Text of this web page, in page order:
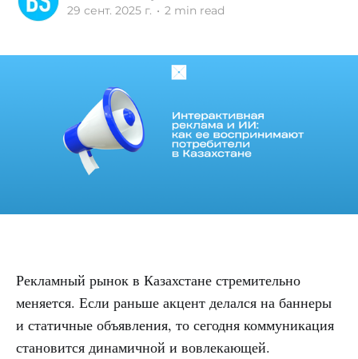
29 сент. 2025 г. • 2 min read
Рекламный рынок в Казахстане стремительно
меняется. Если раньше акцент делался на баннеры
и статичные объявления, то сегодня коммуникация
становится динамичной и вовлекающей.